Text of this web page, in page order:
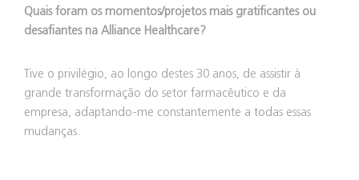
Quais foram os momentos/projetos mais gratificantes ou
desafiantes na Alliance Healthcare?
Tive o privilégio, ao longo destes 30 anos, de assistir à
grande transformação do setor farmacêutico e da
empresa, adaptando-me constantemente a todas essas
mudanças.